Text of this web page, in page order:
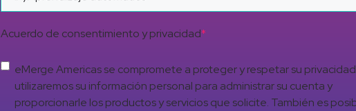
Acuerdo de consentimiento y privacidad*
eMerge Americas se compromete a proteger y respetar su
utilizaremos su información personal para administrar su cuenta y
proporcionarle los productos y servicios que solicite. También es